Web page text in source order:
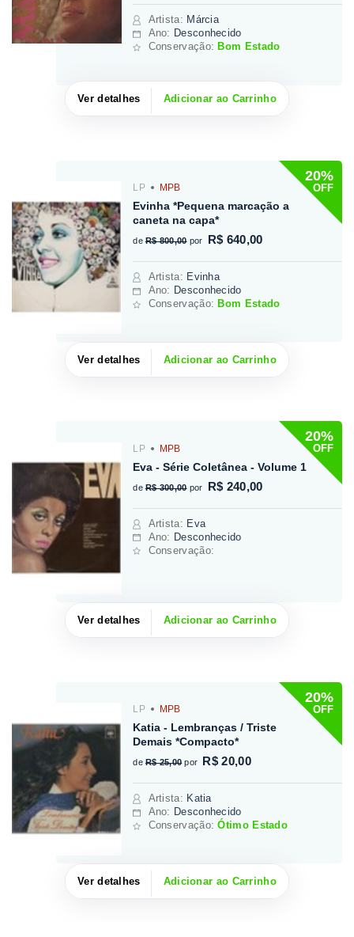
Artista: Márcia
Ano: Desconhecido
Conservação: Bom Estado
Ver detalhes Adicionar ao Carrinho
20%
OFF
LP MPB
Evinha *Pequena marcação a
caneta na capa*
de R$ 800,00 por R$ 640,00
Artista: Evinha
Ano: Desconhecido
Conservação: Bom Estado
Ver detalhes Adicionar ao Carrinho
20%
OFF
LP MPB
Eva - Série Coletânea - Volume 1
de R$ 300,00 por R$ 240,00
Artista: Eva
Ano: Desconhecido
Conservação:
Ver detalhes Adicionar ao Carrinho
20%
OFF
LP MPB
Katia - Lembranças / Triste
Demais *Compacto*
de R$ 25,00 por R$ 20,00
Artista: Katia
Ano: Desconhecido
Conservação:Ótimo Estado
Ver detalhes Adicionar ao Carrinho